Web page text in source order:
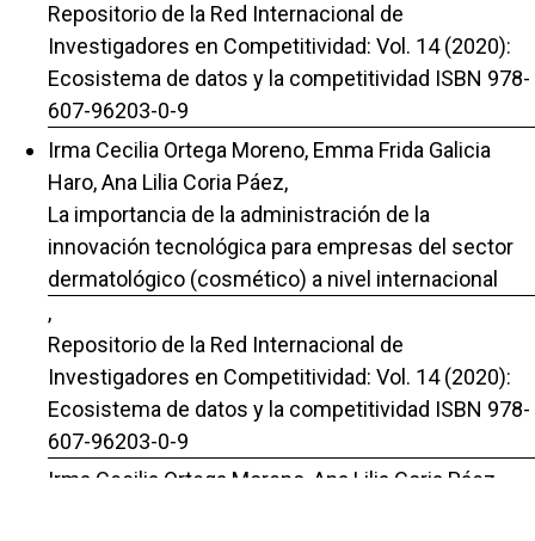
Repositorio de la Red Internacional de
Investigadores en Competitividad: Vol. 14 (2020):
Ecosistema de datos y la competitividad ISBN 978-
607-96203-0-9
Irma Cecilia Ortega Moreno, Emma Frida Galicia
Haro, Ana Lilia Coria Páez,
La importancia de la administración de la
innovación tecnológica para empresas del sector
dermatológico (cosmético) a nivel internacional
,
Repositorio de la Red Internacional de
Investigadores en Competitividad: Vol. 14 (2020):
Ecosistema de datos y la competitividad ISBN 978-
607-96203-0-9
Irma Cecilia Ortega Moreno, Ana Lilia Coria Páez,